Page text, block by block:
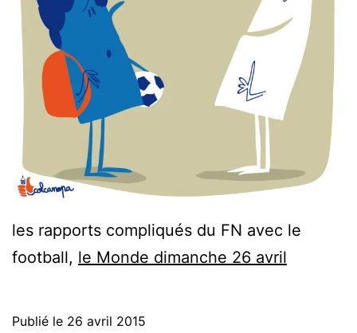
les rapports compliqués du FN avec le
football, le Monde dimanche 26 avril
Publié le 26 avril 2015